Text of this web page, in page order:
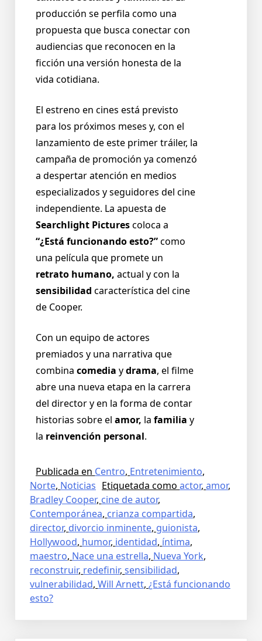
producción se perfila como una
propuesta que busca conectar con
audiencias que reconocen en la
ficción una versión honesta de la
vida cotidiana.
El estreno en cines está previsto
para los próximos meses y, con el
lanzamiento de este primer tráiler, la
campaña de promoción ya comenzó
a despertar atención en medios
especializados y seguidores del cine
independiente. La apuesta de
Searchlight Picturescoloca a
“¿Está funcionando esto?”como
una película que promete un
retrato humano, actual y con la
sensibilidad característica del cine
de Cooper.
Con un equipo de actores
premiados y una narrativa que
combina comedia ydrama, el filme
abre una nueva etapa en la carrera
del director y en la forma de contar
historias sobre el amor, la familia y
la reinvención personal.
Publicada en Centro, Entretenimiento,
Norte, Noticias Etiquetada como actor, amor,
Bradley Cooper, cine de autor,
Contemporánea, crianza compartida,
director, divorcio inminente, guionista,
Hollywood, humor, identidad, íntima,
maestro, Nace una estrella, Nueva York,
reconstruir, redefinir, sensibilidad,
vulnerabilidad, Will Arnett, ¿Está funcionando
esto?